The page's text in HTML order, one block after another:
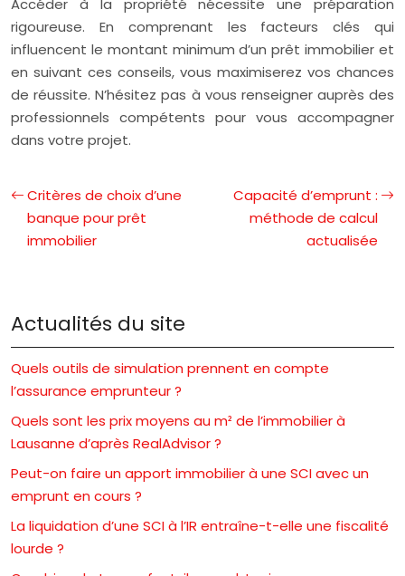
Accéder à la propriété nécessite une préparation
rigoureuse. En comprenant les facteurs clés qui
influencent le montant minimum d’un prêt immobilier et
en suivant ces conseils, vous maximiserez vos chances
de réussite. N’hésitez pas à vous renseigner auprès des
professionnels compétents pour vous accompagner
dans votre projet.
Critères de choix d’une
banque pour prêt
immobilier
Capacité d’emprunt :
méthode de calcul
actualisée
Actualités du site
Quels outils de simulation prennent en compte
l’assurance emprunteur ?
Quels sont les prix moyens au m² de l’immobilier à
Lausanne d’après RealAdvisor ?
Peut-on faire un apport immobilier à une SCI avec un
emprunt en cours ?
La liquidation d’une SCI à l’IR entraîne-t-elle une fiscalité
lourde ?